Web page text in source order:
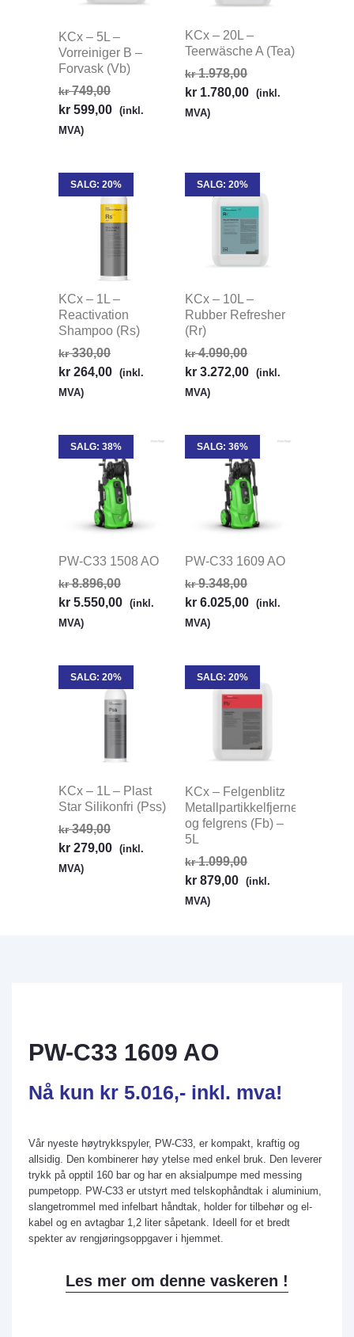
KCx – 5L –
Vorreiniger B –
Forvask (Vb)
kr749,00
kr 599,00 (inkl.
MVA)
KCx – 20L –
Teerwäsche A (Tea)
kr1.978,00
kr 1.780,00 (inkl.
MVA)
SALG: 20%
KCx – 1L –
Reactivation
Shampoo (Rs)
kr330,00
kr 264,00 (inkl.
MVA)
SALG: 20%
KCx – 10L –
Rubber Refresher
(Rr)
kr4.090,00
kr 3.272,00 (inkl.
MVA)
SALG: 38%
PW-C33 1508 AO
kr8.896,00
kr 5.550,00 (inkl.
MVA)
SALG: 36%
PW-C33 1609 AO
kr9.348,00
kr 6.025,00 (inkl.
MVA)
SALG: 20%
KCx – 1L – Plast
Star Silikonfri (Pss)
kr349,00
kr 279,00 (inkl.
MVA)
SALG: 20%
KCx – Felgenblitz
Metallpartikkelfjerner
og felgrens (Fb) –
5L
kr1.099,00
kr 879,00 (inkl.
MVA)
PW-C33 1609 AO
Nå kun kr 5.016,- inkl. mva!
Vår nyeste høytrykkspyler, PW-C33, er kompakt, kraftig og
allsidig. Den kombinerer høy ytelse med enkel bruk. Den leverer
trykk på opptil 160 bar og har en aksialpumpe med messing
pumpetopp. PW-C33 er utstyrt med telskophåndtak i aluminium,
slangetrommel med infelbart håndtak, holder for tilbehør og el-
kabel og en avtagbar 1,2 liter såpetank. Ideell for et bredt
spekter av rengjøringsoppgaver i hjemmet.
Les mer om denne vaskeren !